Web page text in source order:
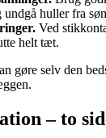
huller fra
Ved
helt tæt.
gøre selv den
– to